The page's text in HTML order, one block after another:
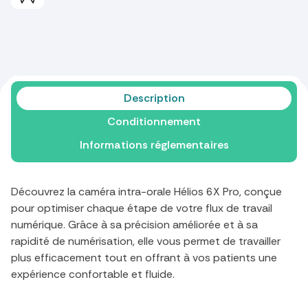
Description
Conditionnement
Informations réglementaires
Découvrez la caméra intra-orale Hélios 6X Pro, conçue
pour optimiser chaque étape de votre flux de travail
numérique. Grâce à sa précision améliorée et à sa
rapidité de numérisation, elle vous permet de travailler
plus efficacement tout en offrant à vos patients une
expérience confortable et fluide.